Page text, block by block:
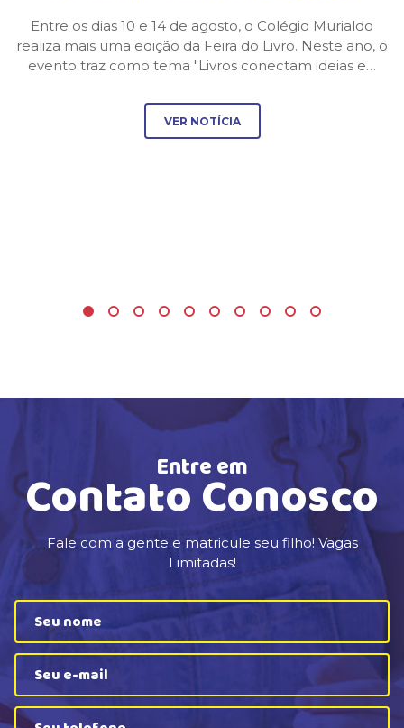
Entre os dias 10 e 14 de agosto, o Colégio Murialdo
realiza mais uma edição da Feira do Livro. Neste ano, o
evento traz como tema "Livros conectam ideias e…
VER NOTÍCIA
Entre em
Contato Conosco
Fale com a gente e matricule seu filho! Vagas
Limitadas!